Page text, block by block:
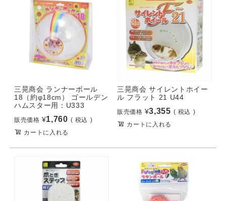
三晃商会 ランナーボール
18（約φ18cm） ゴールデン
ハムスター用：U333
販売価格 ¥1,760
税込
カートに入れる
三晃商会 サイレントホイー
ル フラット 21 U44
販売価格 ¥3,355
税込
カートに入れる